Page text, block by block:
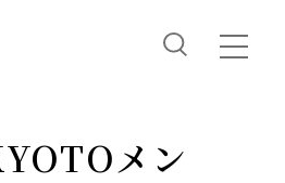
メン